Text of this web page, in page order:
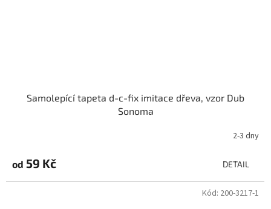
Samolepící tapeta d-c-fix imitace dřeva, vzor Dub
Sonoma
produktu
je
3,6
2-3 dny
od 59 Kč DETAIL
Kód: 200-3217-1